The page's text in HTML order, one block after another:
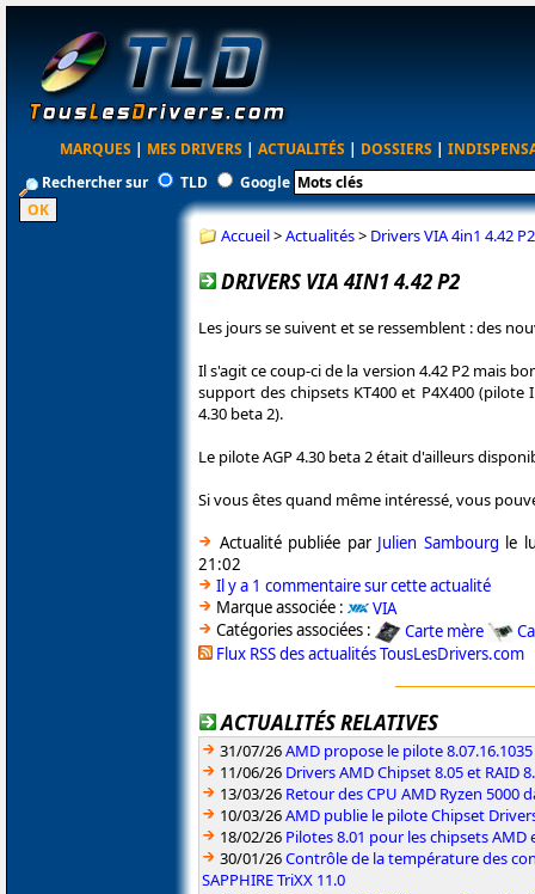
MARQUES | MES DRIVERS | ACTUALITÉS | DOSSIERS |
Rechercher sur
TLD Google
Accueil>Actualités> Drivers VIA 4in1 4.42 P2
DRIVERS VIA 4IN1 4.42 P2
Les jours se suivent et se ressemblent : des
Il s'agit ce coup-ci de la version 4.42 P2 mais
support des chipsets KT400 et P4X400
4.30 beta 2).
Le pilote AGP 4.30 beta 2 était d'ailleurs
Si vous êtes quand même intéressé, vous
Actualité publiée par Julien Sambourg le
21:02
Il y a 1 commentaire sur cette actualité
Marque associée :
VIA
Catégories associées :
Carte mère
Flux RSS des actualités TousLesDrivers.com
ACTUALITÉS RELATIVES
31/07/26AMD propose le pilote
11/06/26 Drivers AMD Chipset 8.05 et RAID
13/03/26 Retour des CPU AMD Ryzen 5000
10/03/26AMD publie le pilote Chipset
18/02/26 Pilotes 8.01 pour les chipsets AMD
30/01/26Contrôle de la température des
SAPPHIRE TriXX 11.0